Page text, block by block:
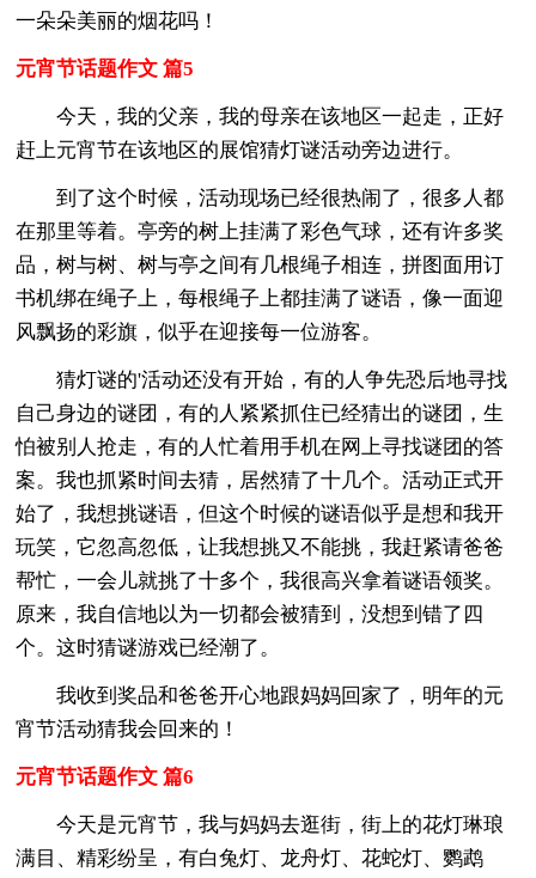
一朵朵美丽的烟花吗！
元宵节话题作文 篇5
今天，我的父亲，我的母亲在该地区一起走，正好
赶上元宵节在该地区的展馆猜灯谜活动旁边进行。
到了这个时候，活动现场已经很热闹了，很多人都
在那里等着。亭旁的树上挂满了彩色气球，还有许多奖
品，树与树、树与亭之间有几根绳子相连，拼图面用订
书机绑在绳子上，每根绳子上都挂满了谜语，像一面迎
风飘扬的彩旗，似乎在迎接每一位游客。
猜灯谜的'活动还没有开始，有的人争先恐后地寻找
自己身边的谜团，有的人紧紧抓住已经猜出的谜团，生
怕被别人抢走，有的人忙着用手机在网上寻找谜团的答
案。我也抓紧时间去猜，居然猜了十几个。活动正式开
始了，我想挑谜语，但这个时候的谜语似乎是想和我开
玩笑，它忽高忽低，让我想挑又不能挑，我赶紧请爸爸
帮忙，一会儿就挑了十多个，我很高兴拿着谜语领奖。
原来，我自信地以为一切都会被猜到，没想到错了四
个。这时猜谜游戏已经潮了。
我收到奖品和爸爸开心地跟妈妈回家了，明年的元
宵节活动猜我会回来的！
元宵节话题作文 篇6
今天是元宵节，我与妈妈去逛街，街上的花灯琳琅
满目、精彩纷呈，有白兔灯、龙舟灯、花蛇灯、鹦鹉